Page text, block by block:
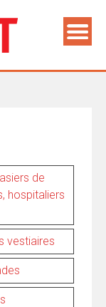
de
hospitaliers
vestiaires